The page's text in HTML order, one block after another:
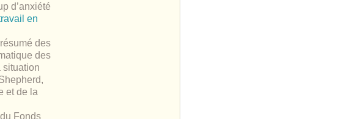
d’anxiété
en
des
des
situation
et de la
Fonds